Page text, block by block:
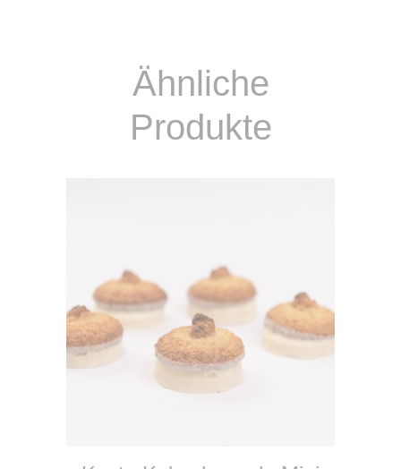
Ähnliche
Produkte